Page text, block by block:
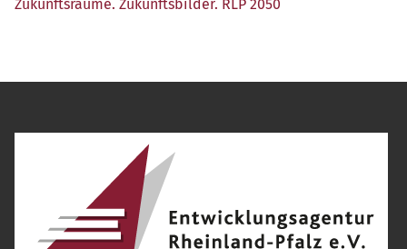
Zukunfts­räu­me. Zukunfts­bil­der. RLP 2050